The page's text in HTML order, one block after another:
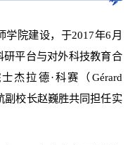
学院建设，于2017年6月
研平台与对外科技教育合
杰拉德·科赛（Gérard
副校长赵巍胜共同担任实